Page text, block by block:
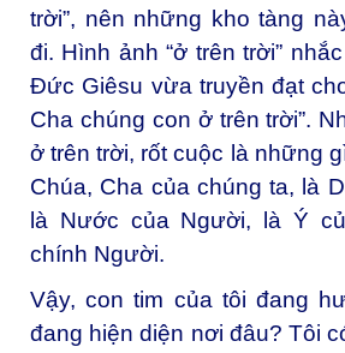
trời”, nên những kho tàng
đi. Hình ảnh “ở trên trời”
Đức Giêsu vừa truyền đạt
Cha chúng con ở trên trời”.
ở trên trời, rốt cuộc là những
Chúa, Cha của chúng ta, là
là Nước của Người, là Ý
chính Người.
Vậy, con tim của tôi đang
đang hiện diện nơi đâu? Tôi